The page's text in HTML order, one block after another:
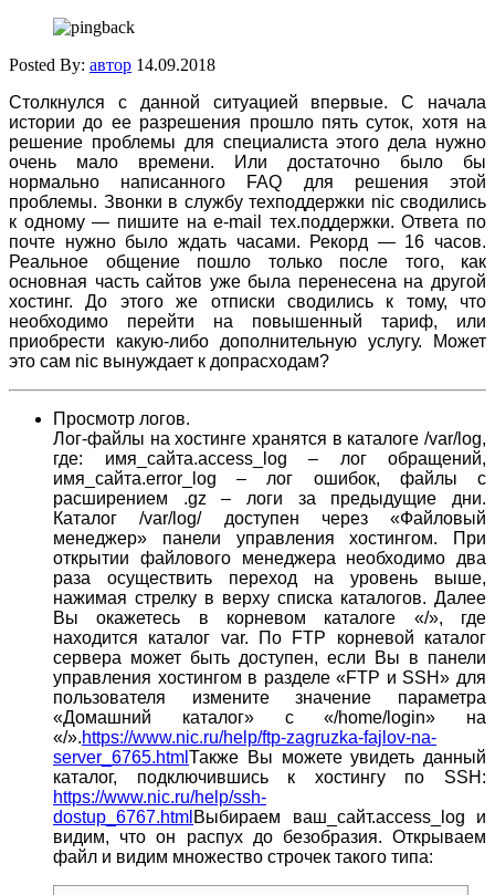
Posted By: автор 14.09.2018
Столкнулся с данной ситуацией впервые. С начала
истории до ее разрешения прошло пять суток, хотя на
решение проблемы для специалиста этого дела нужно
очень мало времени. Или достаточно было бы
нормально написанного FAQ для решения этой
проблемы. Звонки в службу техподдержки nic сводились
к одному — пишите на e-mail тех.поддержки. Ответа по
почте нужно было ждать часами. Рекорд — 16 часов.
Реальное общение пошло только после того, как
основная часть сайтов уже была перенесена на другой
хостинг. До этого же отписки сводились к тому, что
необходимо перейти на повышенный тариф, или
приобрести какую-либо дополнительную услугу. Может
это сам nic вынуждает к допрасходам?
Просмотр логов.
Лог-файлы на хостинге хранятся в каталоге /var/log,
где: имя_сайта.access_log – лог обращений,
имя_сайта.error_log – лог ошибок, файлы с
расширением .gz – логи за предыдущие дни.
Каталог /var/log/ доступен через «Файловый
менеджер» панели управления хостингом. При
открытии файлового менеджера необходимо два
раза осуществить переход на уровень выше,
нажимая стрелку в верху списка каталогов. Далее
Вы окажетесь в корневом каталоге «/», где
находится каталог var. По FTP корневой каталог
сервера может быть доступен, если Вы в панели
управления хостингом в разделе «FTP и SSH» для
пользователя измените значение параметра
«Домашний каталог» c «/home/login» на
«/».https://www.nic.ru/help/ftp-zagruzka-fajlov-na-
server_6765.html Также Вы можете увидеть данный
каталог, подключившись к хостингу по SSH:
https://www.nic.ru/help/ssh-
dostup_6767.html Выбираем ваш_сайт.access_log и
видим, что он распух до безобразия. Открываем
файл и видим множество строчек такого типа: